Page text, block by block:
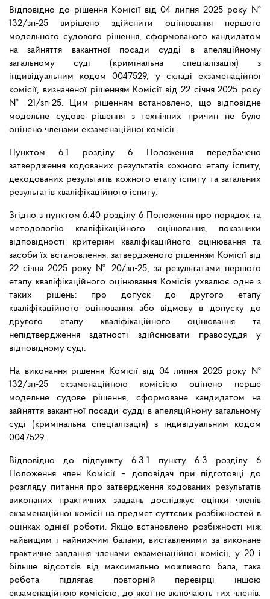
Відповідно до рішення Комісії від 04 липня 2025 року №
132/зп-25 вирішено здійснити оцінювання першого
модельного судового рішення, сформованого кандидатом
на зайняття вакантної посади судді в апеляційному
загальному суді (кримінальна спеціалізація) з
індивідуальним кодом 0047529, у складі екзаменаційної
комісії, визначеної рішенням Комісії від 22 січня 2025 року
№ 21/зп-25. Цим рішенням встановлено, що відповідне
модельне судове рішення з технічних причин не було
оцінено членами екзаменаційної комісії.
Пунктом 6.1 розділу 6 Положення передбачено
затвердження кодованих результатів кожного етапу іспиту,
декодованих результатів кожного етапу іспиту та загальних
результатів кваліфікаційного іспиту.
Згідно з пунктом 6.40 розділу 6 Положення про порядок та
методологію кваліфікаційного оцінювання, показники
відповідності критеріям кваліфікаційного оцінювання та
засоби їх встановлення, затвердженого рішенням Комісії від
22 січня 2025 року № 20/зп-25, за результатами першого
етапу кваліфікаційного оцінювання Комісія ухвалює одне з
таких рішень: про допуск до другого етапу
кваліфікаційного оцінювання або відмову в допуску до
другого етапу кваліфікаційного оцінювання та
непідтвердження здатності здійснювати правосуддя у
відповідному суді.
На виконання рішення Комісії від 04 липня 2025 року №
132/зп-25 екзаменаційною комісією оцінено перше
модельне судове рішення, сформоване кандидатом на
зайняття вакантної посади судді в апеляційному загальному
суді (кримінальна спеціалізація) з індивідуальним кодом
0047529.
Відповідно до підпункту 6.3.1 пункту 6.3 розділу 6
Положення член Комісії – доповідач при підготовці до
розгляду питання про затвердження кодованих результатів
виконаних практичних завдань досліджує оцінки членів
екзаменаційної комісії на предмет суттєвих розбіжностей в
оцінках однієї роботи. Якщо встановлено розбіжності між
найвищим і найнижчим балами, виставленими за виконане
практичне завдання членами екзаменаційної комісії, у 20 і
більше відсотків від максимально можливого бала, така
робота підлягає повторній перевірці іншою
екзаменаційною комісією, до якої не включають тих членів.